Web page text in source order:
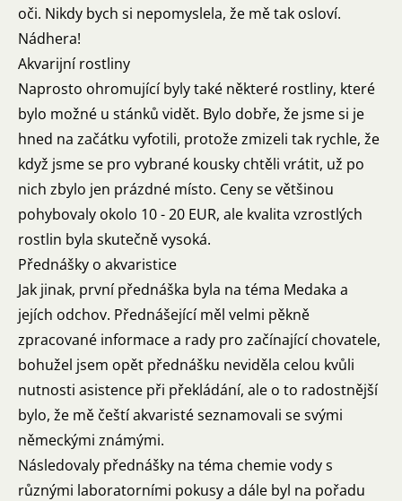
oči. Nikdy bych si nepomyslela, že mě tak osloví.
Nádhera!
Akvarijní rostliny
Naprosto ohromující byly také některé rostliny, které
bylo možné u stánků vidět. Bylo dobře, že jsme si je
hned na začátku vyfotili, protože zmizeli tak rychle, že
když jsme se pro vybrané kousky chtěli vrátit, už po
nich zbylo jen prázdné místo. Ceny se většinou
pohybovaly okolo 10 - 20 EUR, ale kvalita vzrostlých
rostlin byla skutečně vysoká.
Přednášky o akvaristice
Jak jinak, první přednáška byla na téma Medaka a
jejích odchov. Přednášející měl velmi pěkně
zpracované informace a rady pro začínající chovatele,
bohužel jsem opět přednášku neviděla celou kvůli
nutnosti asistence při překládání, ale o to radostnější
bylo, že mě čeští akvaristé seznamovali se svými
německými známými.
Následovaly přednášky na téma chemie vody s
různými laboratorními pokusy a dále byl na pořadu